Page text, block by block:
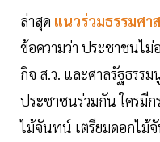
ล่าสุด แนวร่วมธรรมศ
ข้อความว่า ประชาชนไ
กิจ ส.ว. และศาลรัฐธรร
ประชาชนร่วมกัน ใครมีก
ไม้จันทน์ เตรียมดอกไม้